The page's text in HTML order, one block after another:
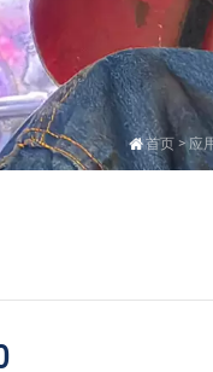
首页 >应